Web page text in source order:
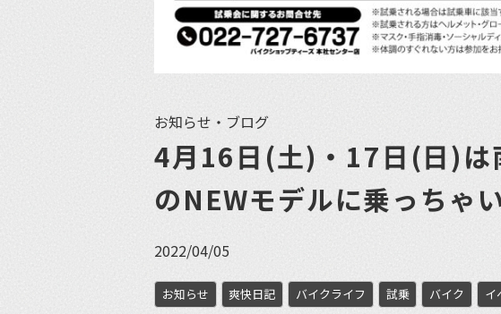
お知らせ・ブログ
4月16日(土)・17日(日)は
のNEWモデルに乗っちゃ
2022/04/05
お知らせ 爽快日記 バイクライフ 試乗 バイク イ